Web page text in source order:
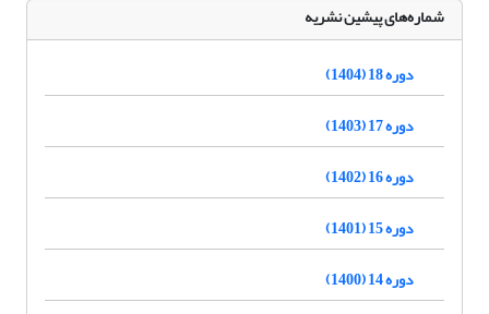
شماره‌های پیشین نشریه
دوره 18 (1404)
دوره 17 (1403)
دوره 16 (1402)
دوره 15 (1401)
دوره 14 (1400)